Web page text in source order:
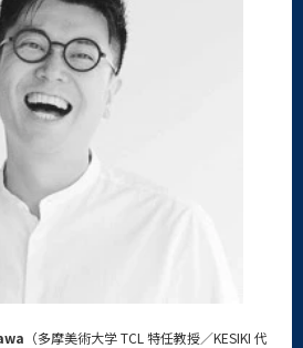
（多摩美術大学 TCL 特任教授／KESIKI 代